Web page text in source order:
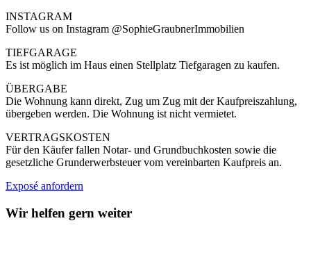
INSTAGRAM
Follow us on Instagram @SophieGraubnerImmobilien
TIEFGARAGE
Es ist möglich im Haus einen Stellplatz Tiefgaragen zu kaufen.
ÜBERGABE
Die Wohnung kann direkt, Zug um Zug mit der Kaufpreiszahlung,
übergeben werden. Die Wohnung ist nicht vermietet.
VERTRAGSKOSTEN
Für den Käufer fallen Notar- und Grundbuchkosten sowie die
gesetzliche Grunderwerbsteuer vom vereinbarten Kaufpreis an.
Exposé anfordern
Wir helfen gern weiter